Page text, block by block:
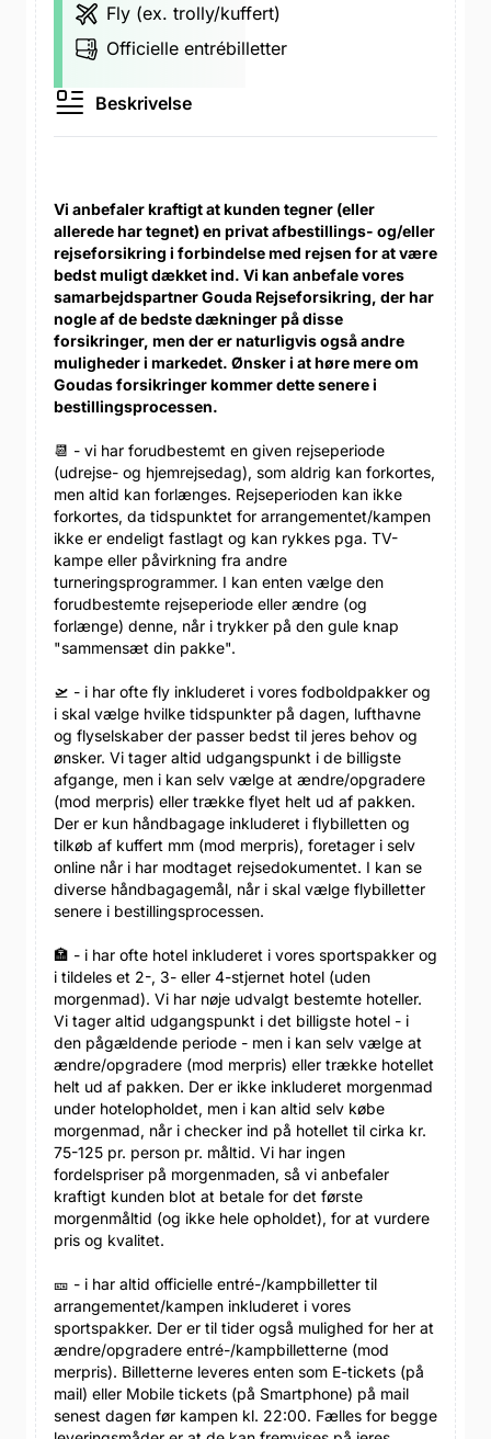
Fly (ex. trolly/kuffert)
Officielle entrébilletter
Beskrivelse
Vi anbefaler kraftigt at kunden tegner (eller
allerede har tegnet) en privat afbestillings- og/eller
rejseforsikring i forbindelse med rejsen for at være
bedst muligt dækket ind. Vi kan anbefale vores
samarbejdspartner Gouda Rejseforsikring, der har
nogle af de bedste dækninger på disse
forsikringer, men der er naturligvis også andre
muligheder i markedet. Ønsker i at høre mere om
Goudas forsikringer kommer dette senere i
bestillingsprocessen.
📆 - vi har forudbestemt en given rejseperiode
(udrejse- og hjemrejsedag), som aldrig kan forkortes,
men altid kan forlænges. Rejseperioden kan ikke
forkortes, da tidspunktet for arrangementet/kampen
ikke er endeligt fastlagt og kan rykkes pga. TV-
kampe eller påvirkning fra andre
turneringsprogrammer. I kan enten vælge den
forudbestemte rejseperiode eller ændre (og
forlænge) denne, når i trykker på den gule knap
"sammensæt din pakke".
🛫 - i har ofte fly inkluderet i vores fodboldpakker og
i skal vælge hvilke tidspunkter på dagen, lufthavne
og flyselskaber der passer bedst til jeres behov og
ønsker. Vi tager altid udgangspunkt i de billigste
afgange, men i kan selv vælge at ændre/opgradere
(mod merpris) eller trække flyet helt ud af pakken.
Der er kun håndbagage inkluderet i flybilletten og
tilkøb af kuffert mm (mod merpris), foretager i selv
online når i har modtaget rejsedokumentet. I kan se
diverse håndbagagemål, når i skal vælge flybilletter
senere i bestillingsprocessen.
🏣 - i har ofte hotel inkluderet i vores sportspakker og
i tildeles et 2-, 3- eller 4-stjernet hotel (uden
morgenmad). Vi har nøje udvalgt bestemte hoteller.
Vi tager altid udgangspunkt i det billigste hotel - i
den pågældende periode - men i kan selv vælge at
ændre/opgradere (mod merpris) eller trække hotellet
helt ud af pakken. Der er ikke inkluderet morgenmad
under hotelopholdet, men i kan altid selv købe
morgenmad, når i checker ind på hotellet til cirka kr.
75-125 pr. person pr. måltid. Vi har ingen
fordelspriser på morgenmaden, så vi anbefaler
kraftigt kunden blot at betale for det første
morgenmåltid (og ikke hele opholdet), for at vurdere
pris og kvalitet.
🎫 - i har altid officielle entré-/kampbilletter til
arrangementet/kampen inkluderet i vores
sportspakker. Der er til tider også mulighed for her at
ændre/opgradere entré-/kampbilletterne (mod
merpris). Billetterne leveres enten som E-tickets (på
mail) eller Mobile tickets (på Smartphone) på mail
senest dagen før kampen kl. 22:00. Fælles for begge